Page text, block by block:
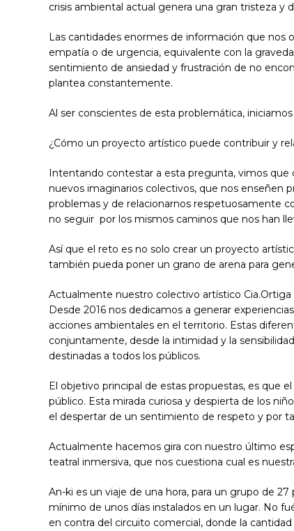
crisis ambiental actual genera una gran tristeza y
Las cantidades enormes de información que nos
empatía o de urgencia, equivalente con la
sentimiento de ansiedad y frustración de no
plantea constantemente.
Al ser conscientes de esta problemática,
¿Cómo un proyecto artístico puede contribuir y
Intentando contestar a esta pregunta, vimos que
nuevos imaginarios colectivos, que nos enseñen
problemas y de relacionarnos respetuosamente
no seguir por los mismos caminos que nos han
Así que el reto es no solo crear un proyecto
también pueda poner un grano de arena para
Actualmente nuestro colectivo artístico Cia.Ortiga
Desde 2016 nos dedicamos a generar
acciones ambientales en el territorio. Estas
conjuntamente, desde la intimidad y la
destinadas a todos los públicos.
El objetivo principal de estas propuestas, es que
público. Esta mirada curiosa y despierta de los
el despertar de un sentimiento de respeto y por
Actualmente hacemos gira con nuestro último
teatral inmersiva, que nos cuestiona cual es
An-ki es un viaje de una hora, para un grupo de
mínimo de unos días instalados en un lugar. No
en contra del circuito comercial, donde la